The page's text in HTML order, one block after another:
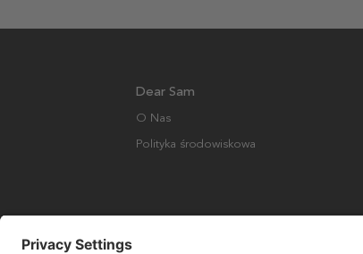
Dear Sam
O Nas
Polityka środowiskowa